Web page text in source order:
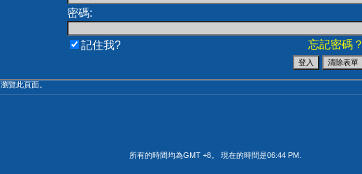
密碼:
忘記密碼？
記住我?
覽此頁面。
所有的時間均為GMT +8。 現在的時間是06:44 PM